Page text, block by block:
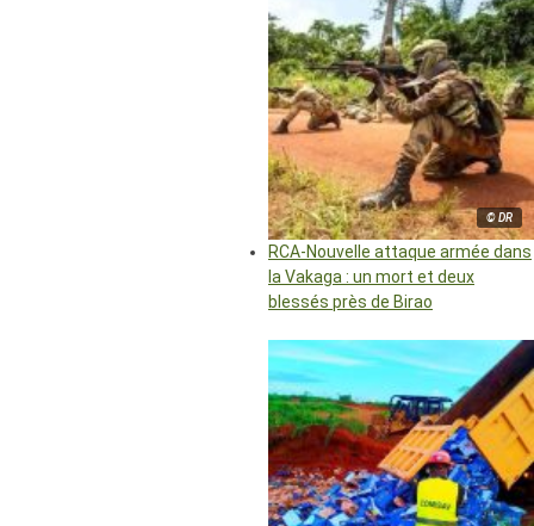
© DR
RCA-Nouvelle attaque armée dans
la Vakaga : un mort et deux
blessés près de Birao